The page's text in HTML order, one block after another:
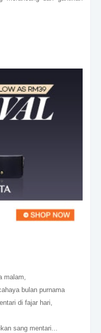
malam,
bulan purnama
di fajar hari,
sang mentari...